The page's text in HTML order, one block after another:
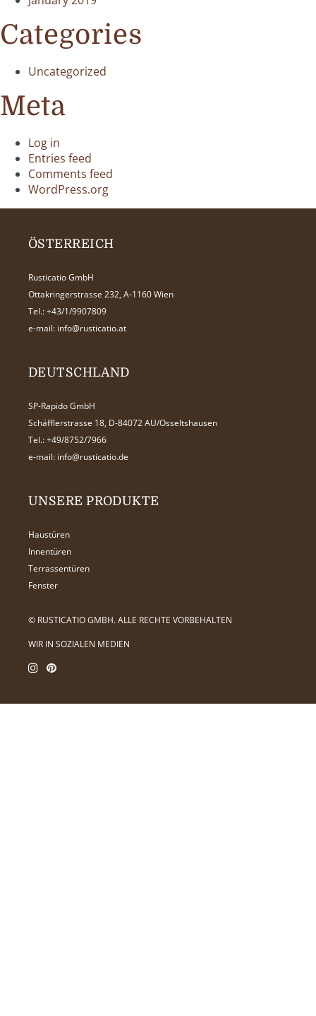
Categories
Uncategorized
Meta
Log in
Entries feed
Comments feed
WordPress.org
ÖSTERREICH
Rusticatio GmbH
Ottakringerstrasse 232, A-1160 Wien
Tel.: +43/1/9907809
e-mail: info@rusticatio.at
DEUTSCHLAND
SP-Rapido GmbH
Schäfflerstrasse 18, D-84072 AU/Osseltshausen
Tel.: +49/8752/7966
e-mail: info@rusticatio.de
UNSERE PRODUKTE
Haustüren
Innentüren
Terrassentüren
Fenster
© RUSTICATIO GMBH. ALLE RECHTE VORBEHALTEN
WIR IN SOZIALEN MEDIEN